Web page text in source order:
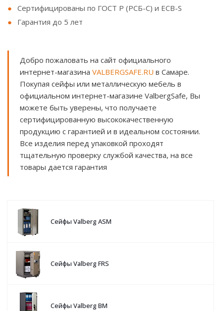
Сертифицированы по ГОСТ Р (РСБ-С) и ECB-S
Гарантия до 5 лет
Добро пожаловать на сайт официального
интернет-магазина VALBERGSAFE.RU в Самаре.
Покупая сейфы или металлическую мебель в
официальном интернет-магазине ValbergSafe, Вы
можете быть уверены, что получаете
сертифицированную высококачественную
продукцию с гарантией и в идеальном состоянии.
Все изделия перед упаковкой проходят
тщательную проверку службой качества, на все
товары дается гарантия
Сейфы Valberg ASM
Сейфы Valberg FRS
Сейфы Valberg BM